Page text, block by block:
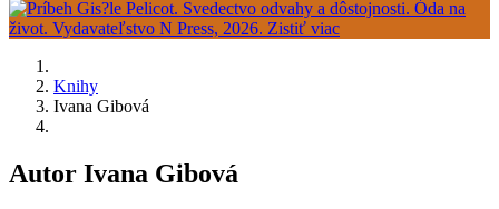
Knihy
Ivana Gibová
Autor Ivana Gibová